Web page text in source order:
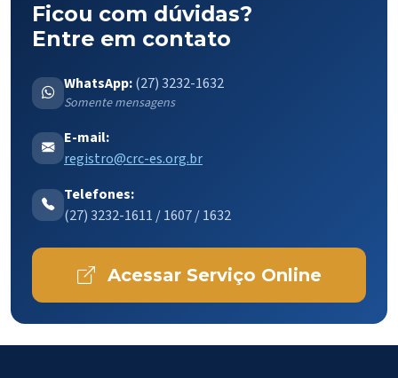
Ficou com dúvidas?
Entre em contato
WhatsApp:(27) 3232-1632
Somente mensagens
E-mail:
registro@crc-es.org.br
Telefones:
(27) 3232-1611 / 1607 / 1632
Acessar Serviço Online